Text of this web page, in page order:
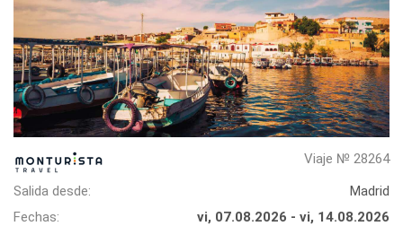
Viaje № 28264
Salida desde:
Madrid
Fechas:
vi, 07.08.2026 - vi, 14.08.2026